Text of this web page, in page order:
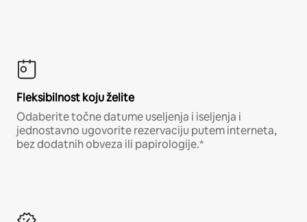
Fleksibilnost koju želite
Odaberite točne datume useljenja i iseljenja i
jednostavno ugovorite rezervaciju putem interneta,
bez dodatnih obveza ili papirologije.*